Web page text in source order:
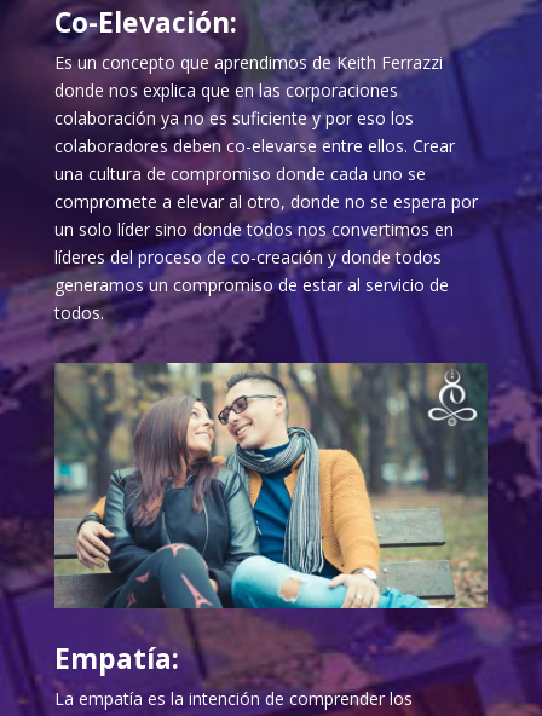
Co-Elevación:
Es un concepto que aprendimos de Keith Ferrazzi
donde nos explica que en las corporaciones
colaboración ya no es suficiente y por eso los
colaboradores deben co-elevarse entre ellos. Crear
una cultura de compromiso donde cada uno se
compromete a elevar al otro, donde no se espera por
un solo líder sino donde todos nos convertimos en
líderes del proceso de co-creación y donde todos
generamos un compromiso de estar al servicio de
todos.
Empatía:
La empatía es la intención de comprender los